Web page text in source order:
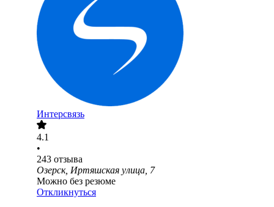
Интерсвязь
4.1
•
243 отзыва
Озерск, Иртяшская улица, 7
Можно без резюме
Откликнуться